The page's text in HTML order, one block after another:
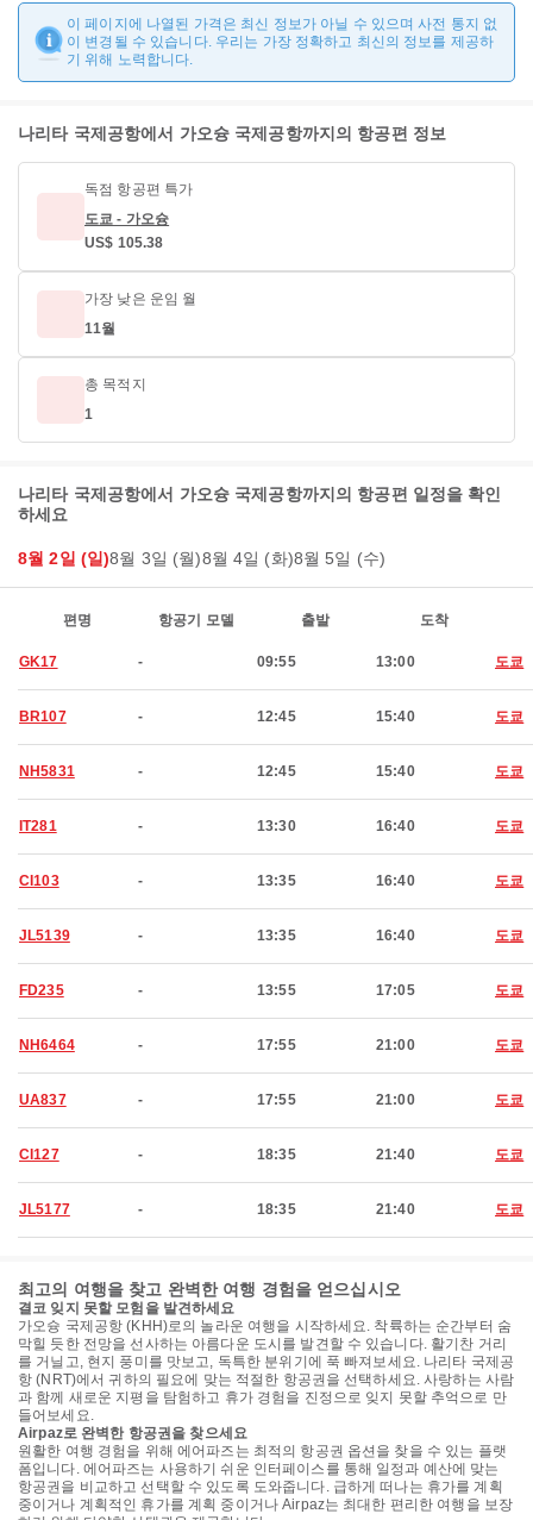
이 페이지에 나열된 가격은 최신 정보가 아닐 수 있으며 사전 통지 없
이 변경될 수 있습니다. 우리는 가장 정확하고 최신의 정보를 제공하
기 위해 노력합니다.
나리타 국제공항에서 가오슝 국제공항까지의 항공편 정보
독점 항공편 특가
도쿄 - 가오슝
US$ 105.38
가장 낮은 운임 월
11월
총 목적지
1
나리타 국제공항에서 가오슝 국제공항까지의 항공편 일정을 확인
하세요
8월 2일 (일)8월 3일 (월)8월 4일 (화)8월 5일 (수)
편명 항공기 모델 출발 도착
GK17 - 09:55 13:00 도쿄
BR107 - 12:45 15:40 도쿄
NH5831 - 12:45 15:40 도쿄
IT281 - 13:30 16:40 도쿄
CI103 - 13:35 16:40 도쿄
JL5139 - 13:35 16:40 도쿄
FD235 - 13:55 17:05 도쿄
NH6464 - 17:55 21:00 도쿄
UA837 - 17:55 21:00 도쿄
CI127 - 18:35 21:40 도쿄
JL5177 - 18:35 21:40 도쿄
최고의 여행을 찾고 완벽한 여행 경험을 얻으십시오
결코 잊지 못할 모험을 발견하세요
가오슝 국제공항 (KHH)로의 놀라운 여행을 시작하세요. 착륙하는 순간부터 숨
막힐 듯한 전망을 선사하는 아름다운 도시를 발견할 수 있습니다. 활기찬 거리
를 거닐고, 현지 풍미를 맛보고, 독특한 분위기에 푹 빠져보세요. 나리타 국제공
항 (NRT)에서 귀하의 필요에 맞는 적절한 항공권을 선택하세요. 사랑하는 사람
과 함께 새로운 지평을 탐험하고 휴가 경험을 진정으로 잊지 못할 추억으로 만
들어보세요.
Airpaz로 완벽한 항공권을 찾으세요
원활한 여행 경험을 위해 에어파즈는 최적의 항공권 옵션을 찾을 수 있는 플랫
폼입니다. 에어파즈는 사용하기 쉬운 인터페이스를 통해 일정과 예산에 맞는
항공권을 비교하고 선택할 수 있도록 도와줍니다. 급하게 떠나는 휴가를 계획
중이거나 계획적인 휴가를 계획 중이거나 Airpaz는 최대한 편리한 여행을 보장